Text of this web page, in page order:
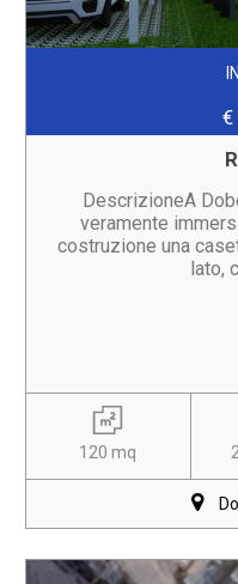
€
DescrizioneA
veramente
costruzione una
lato,
120 mq